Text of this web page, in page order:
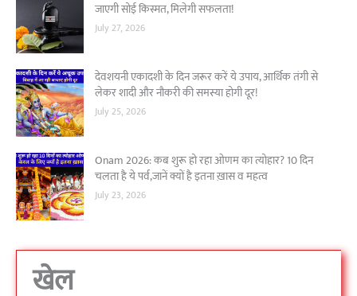
जाएगी सोई किस्मत, मिलेगी सफलता!
July 27, 2026
देवशयनी एकादशी के दिन जरूर करें ये उपाय, आर्थिक तंगी से
लेकर शादी और नौकरी की समस्या होगी दूर!
July 25, 2026
Onam 2026: कब शुरू हो रहा ओणम का त्योहार? 10 दिन
चलता है ये पर्व,जानें क्यों है इतना ख़ास व महत्व
July 23, 2026
खेल